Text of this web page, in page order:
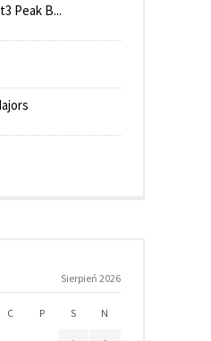
Peak B...
Sierpień 2026
C P S N